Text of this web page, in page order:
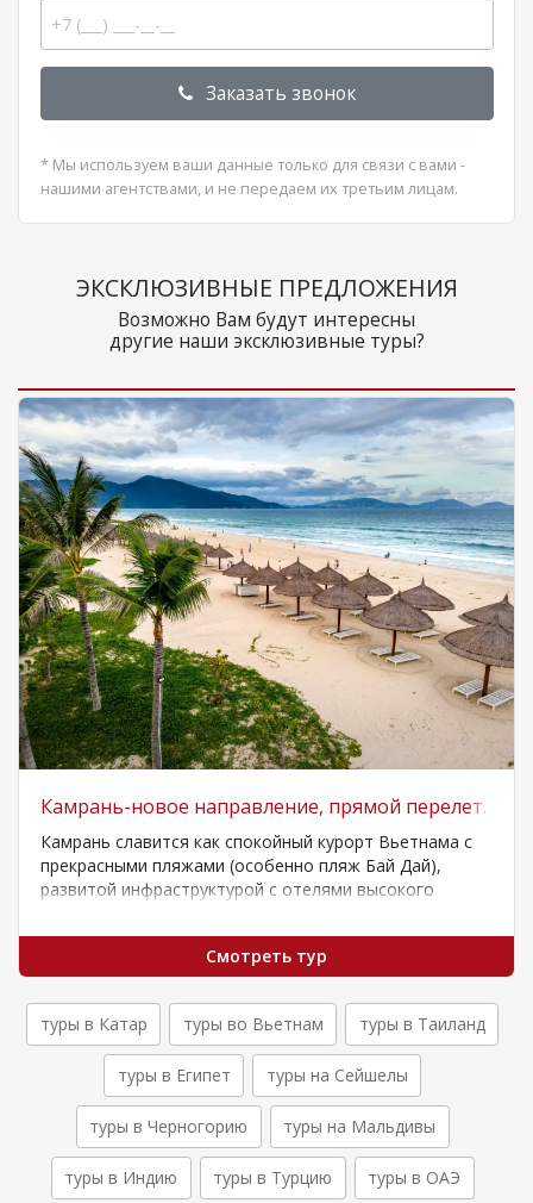
Заказать звонок
* Мы используем ваши данные только для связи с вами -
нашими агентствами, и не передаем их третьим лицам.
ЭКСКЛЮЗИВНЫЕ ПРЕДЛОЖЕНИЯ
Возможно Вам будут интересны
другие наши эксклюзивные туры?
Камрань-новое направление, прямой перелет.
Камрань славится как спокойный курорт Вьетнама с
прекрасными пляжами (особенно пляж Бай Дай),
развитой инфраструктурой с отелями высокого
Смотреть тур
туры в Катар туры во Вьетнам туры в Таиланд
туры в Египет туры на Сейшелы
туры в Черногорию туры на Мальдивы
туры в Индию туры в Турцию туры в ОАЭ